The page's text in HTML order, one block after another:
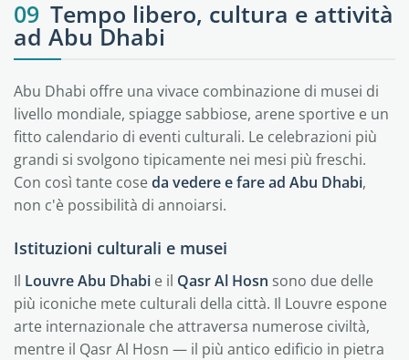
09 Tempo libero, cultura e attività
ad Abu Dhabi
Abu Dhabi offre una vivace combinazione di musei di
livello mondiale, spiagge sabbiose, arene sportive e un
fitto calendario di eventi culturali. Le celebrazioni più
grandi si svolgono tipicamente nei mesi più freschi.
Con così tante coseda vedere e fare ad Abu Dhabi,
non c'è possibilità di annoiarsi.
Istituzioni culturali e musei
Il Louvre Abu Dhabi e il Qasr Al Hosn sono due delle
più iconiche mete culturali della città. Il Louvre espone
arte internazionale che attraversa numerose civiltà,
mentre il Qasr Al Hosn — il più antico edificio in pietra